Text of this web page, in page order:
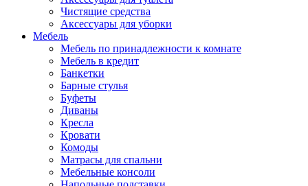
Чистящие средства
Аксессуары для уборки
Мебель
Мебель по принадлежности к комнате
Мебель в кредит
Банкетки
Барные стулья
Буфеты
Диваны
Кресла
Кровати
Комоды
Матрасы для спальни
Мебельные консоли